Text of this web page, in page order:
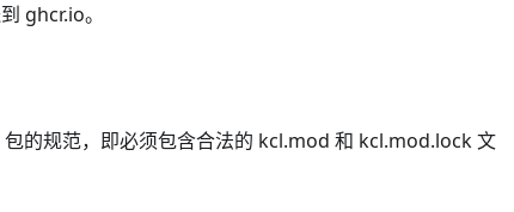
ghcr.io。
的规范，即必须包含合法的 kcl.mod 和 kcl.mod.lock 文